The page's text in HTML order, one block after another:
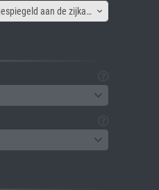
Canvas lijst - Afbeelding gespiegeld aan de zijkant